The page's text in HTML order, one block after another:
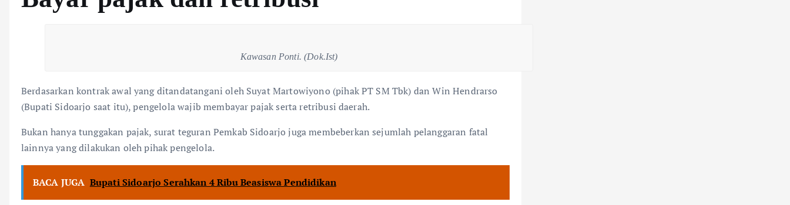
Kawasan Ponti. (Dok.Ist)
Berdasarkan kontrak awal yang ditandatangani oleh Suyat Martowiyono (pihak PT SM Tbk) dan Win Hendrarso
(Bupati Sidoarjo saat itu), pengelola wajib membayar pajak serta retribusi daerah.
​Bukan hanya tunggakan pajak, surat teguran Pemkab Sidoarjo juga membeberkan sejumlah pelanggaran fatal
lainnya yang dilakukan oleh pihak pengelola.
BACA JUGA Bupati Sidoarjo Serahkan 4 Ribu Beasiswa Pendidikan